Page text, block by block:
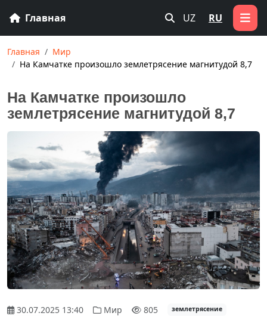
Главная UZ RU
Главная
Мир
На Камчатке произошло землетрясение магнитудой 8,7
На Камчатке произошло
землетрясение магнитудой 8,7
30.07.2025 13:40 Мир 805
землетрясение